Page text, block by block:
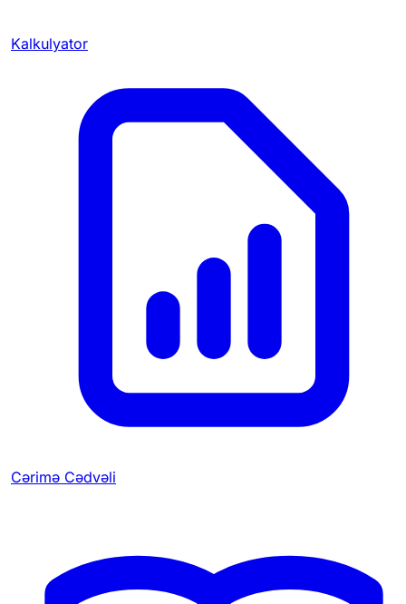
Kalkulyator
Cərimə Cədvəli